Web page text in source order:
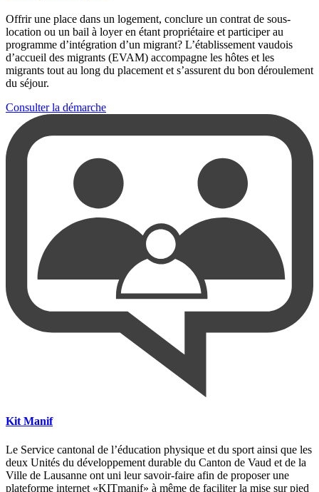
Offrir une place dans un logement, conclure un contrat de sous-
location ou un bail à loyer en étant propriétaire et participer au
programme d’intégration d’un migrant? L’établissement vaudois
d’accueil des migrants (EVAM) accompagne les hôtes et les
migrants tout au long du placement et s’assurent du bon déroulement
du séjour.
Consulter la démarche
Kit Manif
Le Service cantonal de l’éducation physique et du sport ainsi que les
deux Unités du développement durable du Canton de Vaud et de la
Ville de Lausanne ont uni leur savoir-faire afin de proposer une
plateforme internet «KITmanif» à même de faciliter la mise sur pied